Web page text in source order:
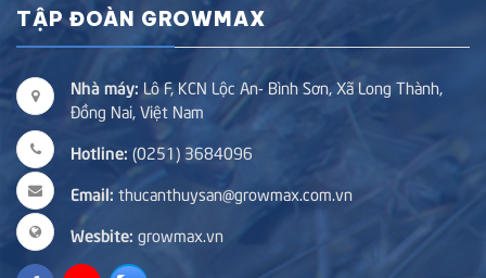
TẬP ĐOÀN GROWMAX
Nhà máy: Lô F, KCN Lộc An- Bình Sơn, Xã Long Thành,
Đồng Nai, Việt Nam
Hotline: (0251) 3684096
Email: thucanthuysan@growmax.com.vn
Wesbite: growmax.vn